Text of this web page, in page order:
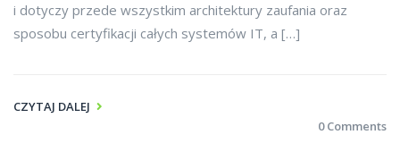
i dotyczy przede wszystkim architektury zaufania oraz
sposobu certyfikacji całych systemów IT, a […]
CZYTAJ DALEJ
0 Comments